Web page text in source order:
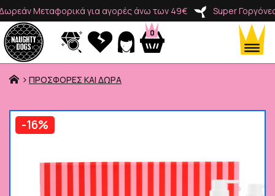
Μεταφορικά για αγορές άνω των 49€ Super Γοργόνες
0
Προϊόντα
ΠΡΟΣΦΟΡΕΣ ΚΑΙ ΔΩΡΑ
-16%